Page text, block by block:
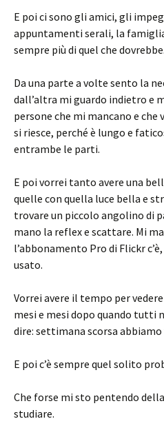
E poi ci sono gli amici, gli
appuntamenti serali, la
sempre più di quel che dovrebbe.
Da una parte a volte sento la
dall’altra mi guardo indietro e
persone che mi mancano e che
si riesce, perché è lungo e
entrambe le parti.
E poi vorrei tanto avere una
quelle con quella luce bella e
trovare un piccolo angolino di
mano la reflex e scattare. Mi
l’abbonamento Pro di Flickr
usato.
Vorrei avere il tempo per
mesi e mesi dopo quando tutti
dire: settimana scorsa abbiamo
E poi c’è sempre quel solito
Che forse mi sto pentendo
studiare.